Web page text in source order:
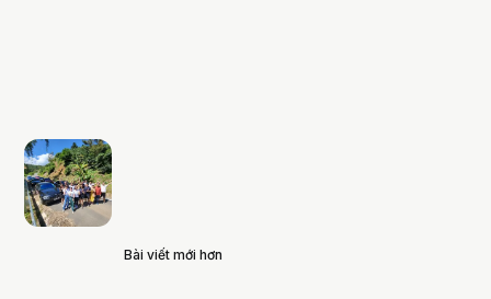
Bài viết mới hơn